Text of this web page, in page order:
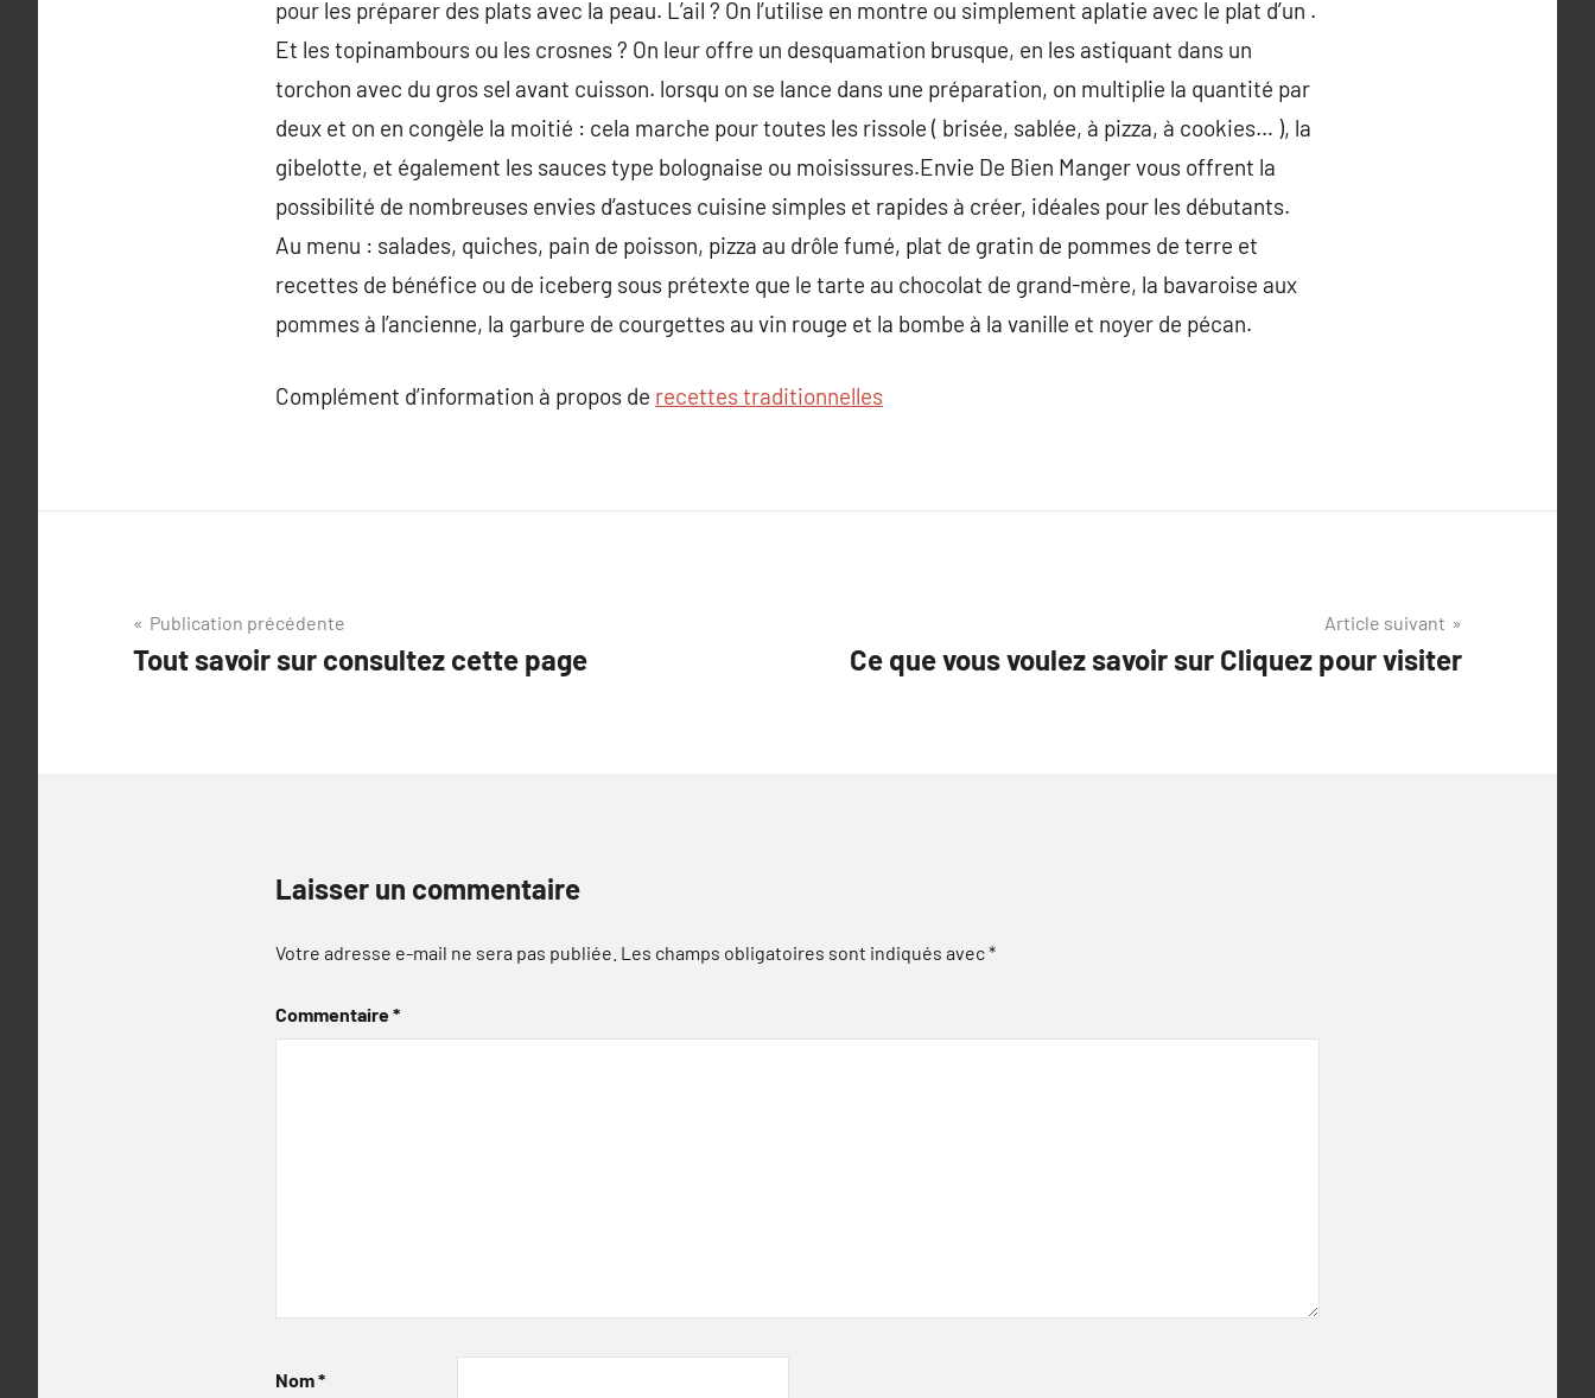
pour les préparer des plats avec la peau. L’ail ? On l’utilise en montre ou simplement aplatie avec le plat d’un .
Et les topinambours ou les crosnes ? On leur offre un desquamation brusque, en les astiquant dans un
torchon avec du gros sel avant cuisson. lorsqu on se lance dans une préparation, on multiplie la quantité par
deux et on en congèle la moitié : cela marche pour toutes les rissole ( brisée, sablée, à pizza, à cookies… ), la
gibelotte, et également les sauces type bolognaise ou moisissures.Envie De Bien Manger vous offrent la
possibilité de nombreuses envies d’astuces cuisine simples et rapides à créer, idéales pour les débutants.
Au menu : salades, quiches, pain de poisson, pizza au drôle fumé, plat de gratin de pommes de terre et
recettes de bénéfice ou de iceberg sous prétexte que le tarte au chocolat de grand-mère, la bavaroise aux
pommes à l’ancienne, la garbure de courgettes au vin rouge et la bombe à la vanille et noyer de pécan.
Complément d’information à propos de recettes traditionnelles
Navigation
de
Publication précédente
Tout savoir sur consultez cette page
Article suivant
Ce que vous voulez savoir sur Cliquez pour visiter
Laisser un commentaire
Votre adresse e-mail ne sera pas publiée. Les champs obligatoires sont indiqués avec*
Commentaire*
Nom*